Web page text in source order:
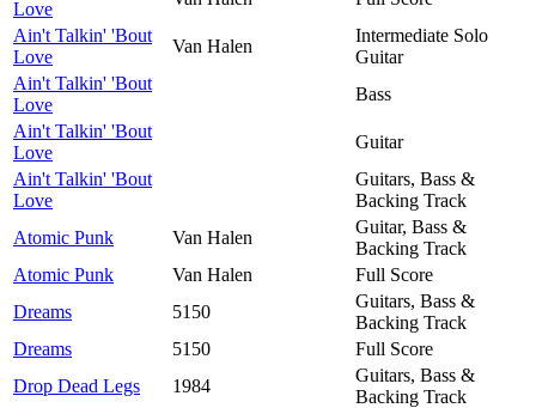
Love
Ain't Talkin' 'Bout
Love
Van Halen
Intermediate Solo
Guitar
Ain't Talkin' 'Bout
Love
Bass
Ain't Talkin' 'Bout
Love
Guitar
Ain't Talkin' 'Bout
Love
Guitars, Bass &
Backing Track
Atomic Punk
Van Halen
Guitar, Bass &
Backing Track
Atomic Punk
Van Halen
Full Score
Dreams
5150
Guitars, Bass &
Backing Track
Dreams
5150
Full Score
Drop Dead Legs
1984
Guitars, Bass &
Backing Track